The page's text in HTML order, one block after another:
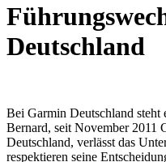
Deutschland
Bei Garmin Deutschland steht
Bernard, seit November 2011
Deutschland, verlässt das
respektieren seine